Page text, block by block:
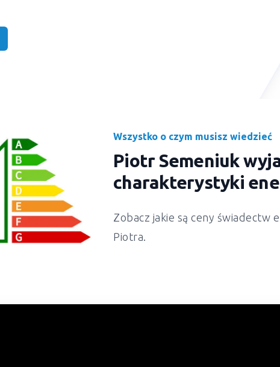
Wszystko o czym musisz wiedzieć
Piotr Semeniuk
charakterystyki
Zobacz jakie są ceny
Piotra.